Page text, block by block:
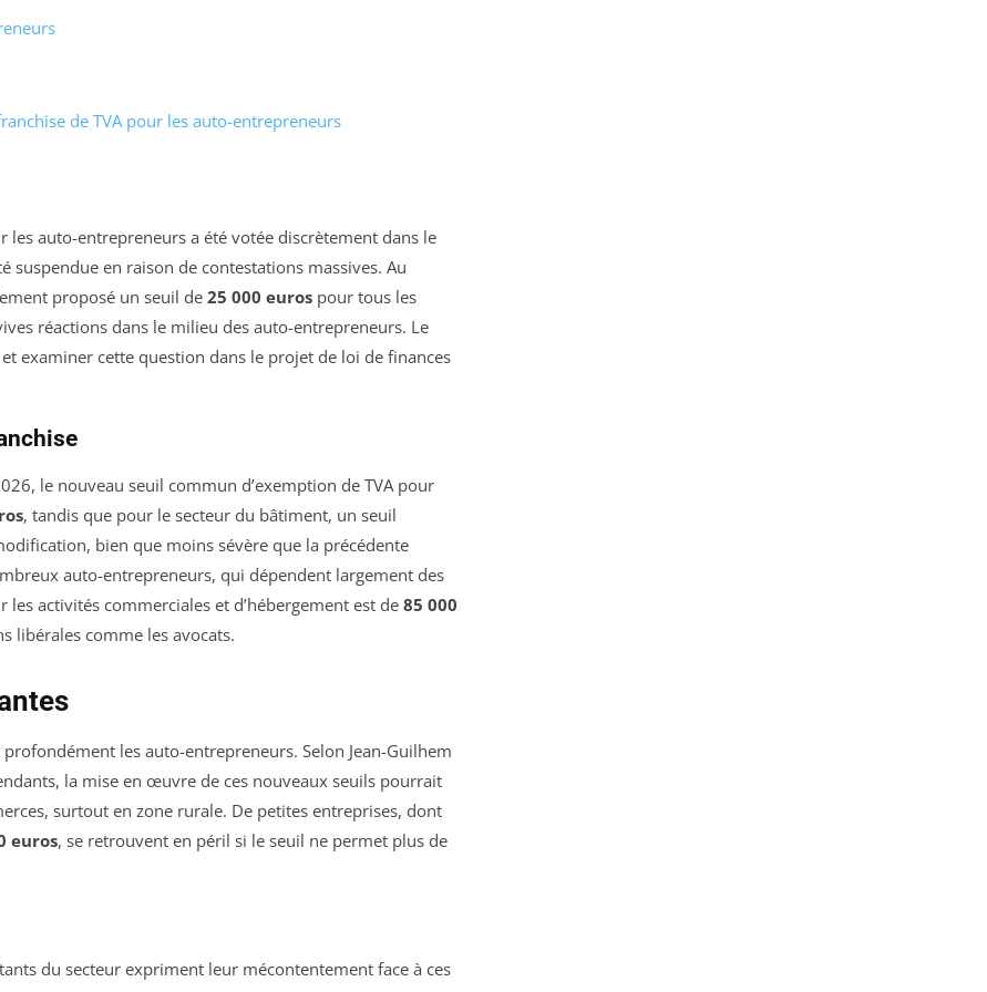
de TVA pour les auto-entrepreneurs
les auto-entrepreneurs a été votée discrètement dans le
suspendue en raison de contestations massives. Au
proposé un seuil de25 000 euros pour tous les
réactions dans le milieu des auto-entrepreneurs. Le
examiner cette question dans le projet de loi de finances
le nouveau seuil commun d’exemption de TVA pour
, tandis que pour le secteur du bâtiment, un seuil
bien que moins sévère que la précédente
auto-entrepreneurs, qui dépendent largement des
activités commerciales et d’hébergement est de 85 000
libérales comme les avocats.
les auto-entrepreneurs. Selon Jean-Guilhem
la mise en œuvre de ces nouveaux seuils pourrait
surtout en zone rurale. De petites entreprises, dont
euros, se retrouvent en péril si le seuil ne permet plus de
du secteur expriment leur mécontentement face à ces